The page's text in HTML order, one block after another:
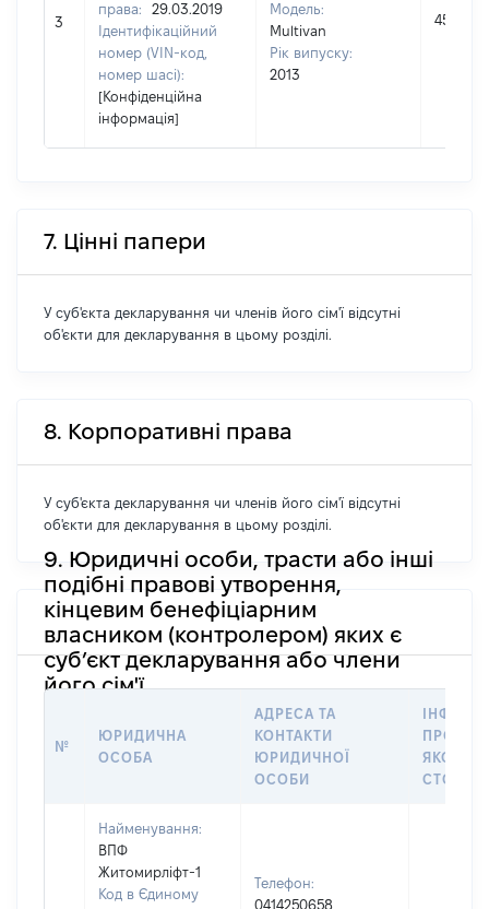
3
права:
29.03.2019
Ідентифікаційний
номер (VIN-код,
номер шасі):
[Конфіденційна
інформація]
Модель:
Multivan
Рік випуску:
2013
459000
7. Цінні папери
У суб'єкта декларування чи членів його сім'ї відсутні
об'єкти для декларування в цьому розділі.
8. Корпоративні права
У суб'єкта декларування чи членів його сім'ї відсутні
об'єкти для декларування в цьому розділі.
9. Юридичні особи, трасти або інші
подібні правові утворення,
кінцевим бенефіціарним
власником (контролером) яких є
суб’єкт декларування або члени
його сім'ї
№
ЮРИДИЧНА
ОСОБА
АДРЕСА ТА
КОНТАКТИ
ЮРИДИЧНОЇ
ОСОБИ
ПРО
ЯКОЇ
Найменування:
ВПФ
Житомирліфт-1
Код в Єдиному
Телефон:
0414250658